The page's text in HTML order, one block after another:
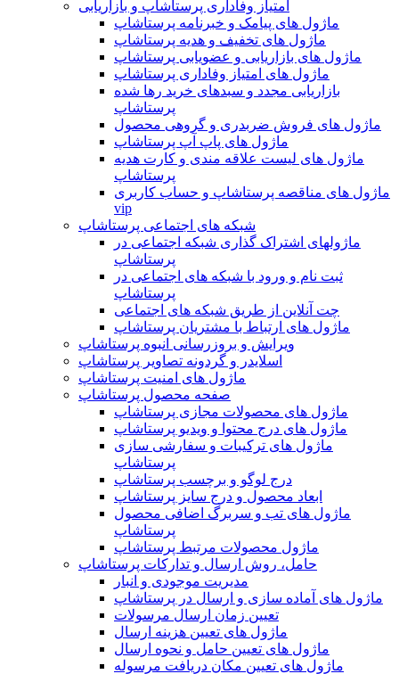
امتیاز وفاداری پرستاشاپ و بازاریابی
ماژول های پیامک و خبرنامه پرستاشاپ
ماژول های تخفیف و هدیه پرستاشاپ
ماژول های بازاریابی و عضویابی پرستاشاپ
ماژول های امتیاز وفاداری پرستاشاپ
بازاریابی مجدد و سبدهای خرید رها شده
پرستاشاپ
ماژول های فروش ضربدری و گروهی محصول
ماژول های پاپ آپ پرستاشاپ
ماژول های لیست علاقه مندی و کارت هدیه
پرستاشاپ
ماژول های مناقصه پرستاشاپ و حساب کاربری
vip
شبکه های اجتماعی پرستاشاپ
ماژولهای اشتراک‌ گذاری شبکه اجتماعی در
پرستاشاپ
ثبت نام و ورود با شبکه های اجتماعی در
پرستاشاپ
چت آنلاین از طریق شبکه های اجتماعی
ماژول های ارتباط با مشتریان پرستاشاپ
ویرایش و بروزرسانی انبوه پرستاشاپ
اسلایدر و گردونه تصاویر پرستاشاپ
ماژول های امنیت پرستاشاپ
صفحه محصول پرستاشاپ
ماژول های محصولات مجازی پرستاشاپ
ماژول های درج محتوا و ویدیو پرستاشاپ
ماژول های ترکیبات و سفارشی سازی
پرستاشاپ
درج لوگو و برچسب پرستاشاپ
ابعاد محصول و درج سایز پرستاشاپ
ماژول های تب و سربرگ اضافی محصول
پرستاشاپ
ماژول محصولات مرتبط پرستاشاپ
حامل، روش ارسال و تدارکات پرستاشاپ
مدیریت موجودی و انبار
ماژول های آماده سازی و ارسال در پرستاشاپ
تعیین زمان ارسال مرسولات
ماژول های تعیین هزینه ارسال
ماژول های تعیین حامل و نحوه ارسال
ماژول های تعیین مکان دریافت مرسوله